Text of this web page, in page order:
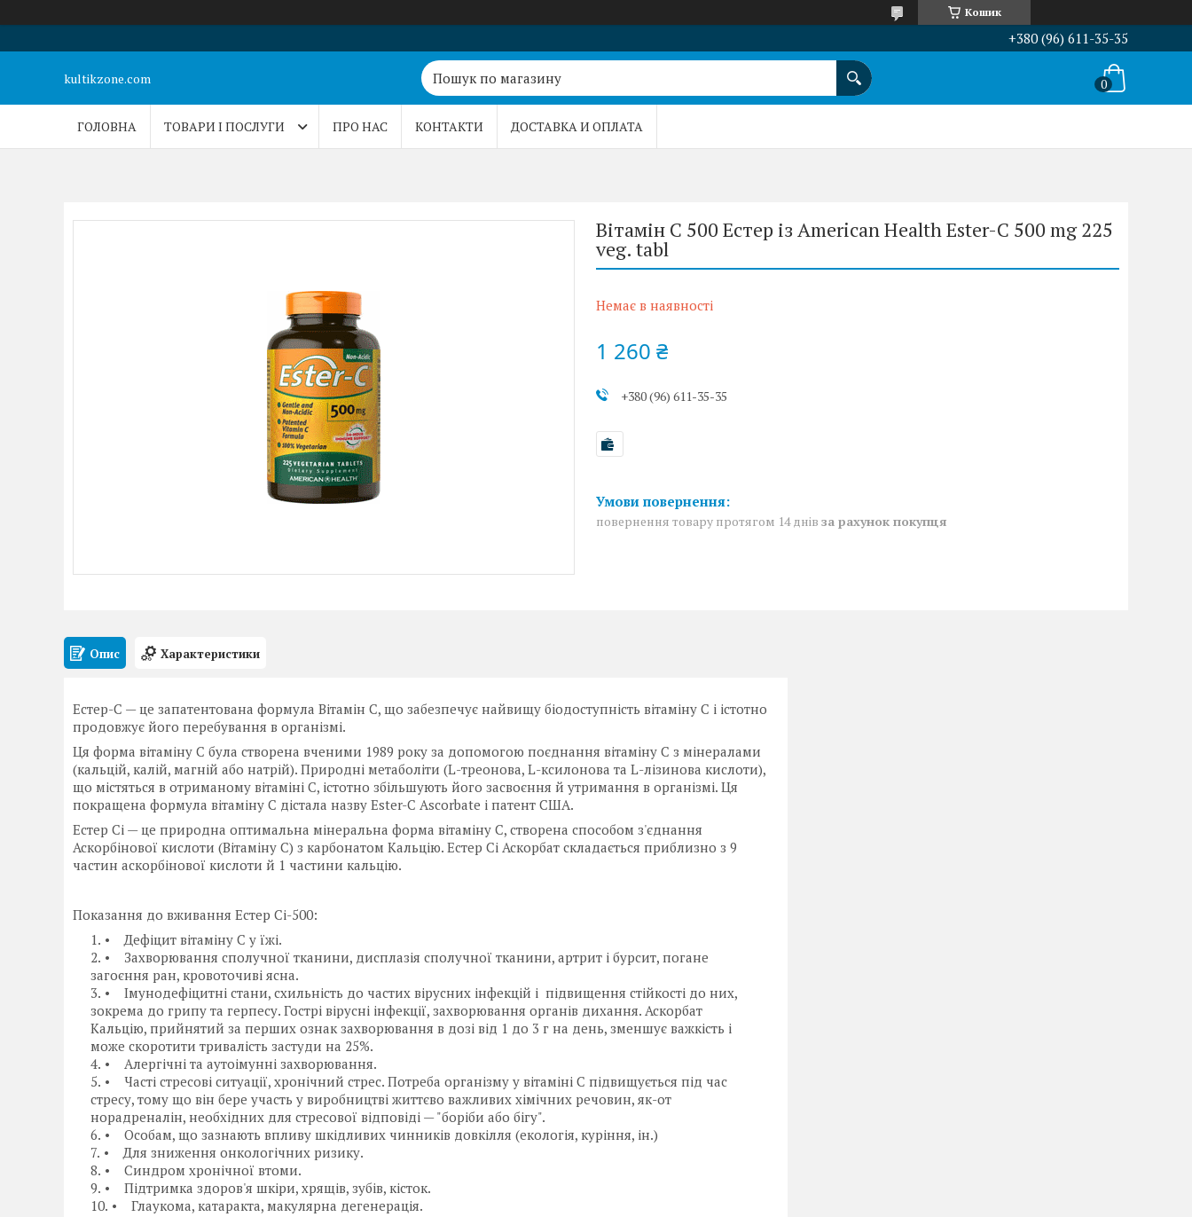
Кошик
+380 (96) 611-35-35
kultikzone.com
ГОЛОВНА ТОВАРИ І ПОСЛУГИ ПРО НАС КОНТАКТИ ДОСТАВКА И ОПЛАТА
Вітамін C 500 Естер із American Health Ester-C 500 mg 225
veg. tabl
Немає в наявності
1 260 ₴
+380 (96) 611-35-35
повернення товару протягом 14 днів за рахунок покупця
Опис Характеристики
Естер-C — це запатентована формула Вітамін С, що забезпечує найвищу біодоступність вітаміну C і істотно
продовжує його перебування в організмі.
Ця форма вітаміну C була створена вченими 1989 року за допомогою поєднання вітаміну C з мінералами
(кальцій, калій, магній або натрій). Природні метаболіти (L-треонова, L-ксилонова та L-лізинова кислоти),
що містяться в отриманому вітаміні С, істотно збільшують його засвоєння й утримання в організмі. Ця
покращена формула вітаміну C дістала назву Ester-C Ascorbate і патент США.
Естер Сі — це природна оптимальна мінеральна форма вітаміну С, створена способом з'єднання
Аскорбінової кислоти (Вітаміну C) з карбонатом Кальцію. Естер Сі Аскорбат складається приблизно з 9
частин аскорбінової кислоти й 1 частини кальцію.
Показання до вживання Естер Сі-500:
• Дефіцит вітаміну C у їжі.
• Захворювання сполучної тканини, дисплазія сполучної тканини, артрит і бурсит, погане
загоєння ран, кровоточиві ясна.
• Імунодефіцитні стани, схильність до частих вірусних інфекцій і підвищення стійкості до них,
зокрема до грипу та герпесу. Гострі вірусні інфекції, захворювання органів дихання. Аскорбат
Кальцію, прийнятий за перших ознак захворювання в дозі від 1 до 3 г на день, зменшує важкість і
може скоротити тривалість застуди на 25%.
• Алергічні та аутоімунні захворювання.
• Часті стресові ситуації, хронічний стрес. Потреба організму у вітаміні C підвищується під час
стресу, тому що він бере участь у виробництві життєво важливих хімічних речовин, як-от
норадреналін, необхідних для стресової відповіді — "боріби або бігу".
• Особам, що зазнають впливу шкідливих чинників довкілля (екологія, куріння, ін.)
• Для зниження онкологічних ризику.
• Синдром хронічної втоми.
• Підтримка здоров'я шкіри, хрящів, зубів, кісток.
• Глаукома, катаракта, макулярна дегенерація.